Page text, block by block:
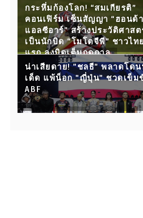
กับ 15 คู่ขุนพลนักสู้ ห้ามพลาด!
กระหึ่มก้องโลก! “สมเกียรติ”
คอนเฟิร์ม เซ็นสัญญา “ฮอนด้า
แอลซีอาร์” สร้างประวัติศาสต
เป็นนักบิด “โมโตจีพี” ชาวไท
แรก ลงบิดเต็มฤดูกาล
น่าเสียดาย! "ชลธี" พลาดโด
เด็ด แพ้น็อก "ญี่ปุ่น" ชวดเข็ม
ABF